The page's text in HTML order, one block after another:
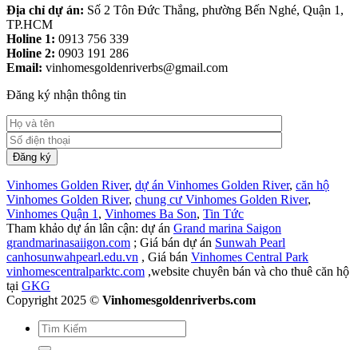
Địa chỉ dự án: Số 2 Tôn Đức Thắng, phường Bến Nghé, Quận 1,
TP.HCM
Holine 1: 0913 756 339
Holine 2: 0903 191 286
Email: vinhomesgoldenriverbs@gmail.com
Đăng ký nhận thông tin
Vinhomes Golden River, dự án Vinhomes Golden River, căn hộ
Vinhomes Golden River, chung cư Vinhomes Golden River,
Vinhomes Quận 1 , Vinhomes Ba Son, Tin Tức
Tham khảo dự án lân cận: dự án Grand marina Saigon
grandmarinasaiigon.com ; Giá bán dự án Sunwah Pearl
canhosunwahpearl.edu.vn , Giá bán Vinhomes Central Park
vinhomescentralparktc.com ,website chuyên bán và cho thuê căn hộ
tại GKG
Copyright 2025 © Vinhomesgoldenriverbs.com